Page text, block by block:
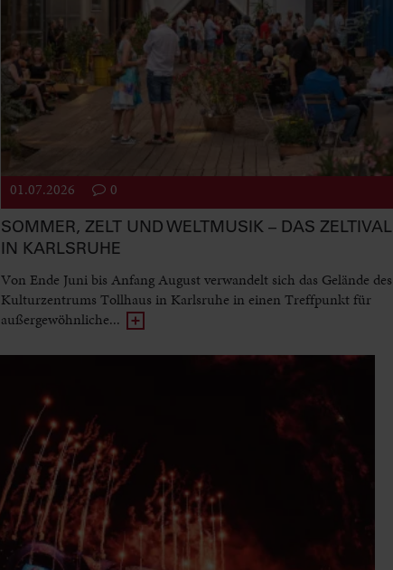
01.07.2026 0
SOMMER, ZELT UND WELTMUSIK – DAS ZELTIVAL
IN KARLSRUHE
Von Ende Juni bis Anfang August verwandelt sich das Gelände des
Kulturzentrums Tollhaus in Karlsruhe in einen Treffpunkt für
außergewöhnliche...